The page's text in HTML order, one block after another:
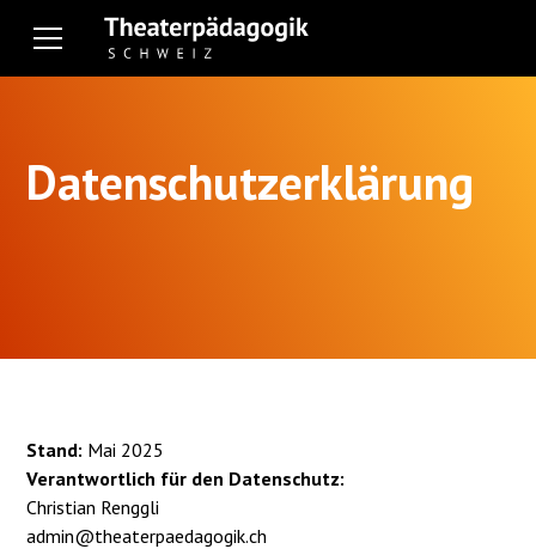
Datenschutzerklärung
Stand: Mai 2025
Verantwortlich für den Datenschutz:
Christian Renggli
admin@theaterpaedagogik.ch